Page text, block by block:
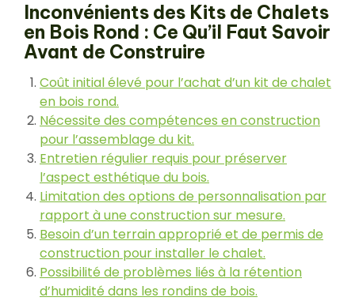
Inconvénients des Kits de Chalets
en Bois Rond : Ce Qu’il Faut Savoir
Avant de Construire
Coût initial élevé pour l’achat d’un kit de chalet
en bois rond.
Nécessite des compétences en construction
pour l’assemblage du kit.
Entretien régulier requis pour préserver
l’aspect esthétique du bois.
Limitation des options de personnalisation par
rapport à une construction sur mesure.
Besoin d’un terrain approprié et de permis de
construction pour installer le chalet.
Possibilité de problèmes liés à la rétention
d’humidité dans les rondins de bois.